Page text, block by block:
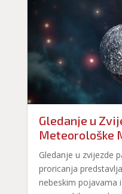
Gledanje u
Meteorološke
Gledanje u zvijezde
proricanja
nebeskim pojavama